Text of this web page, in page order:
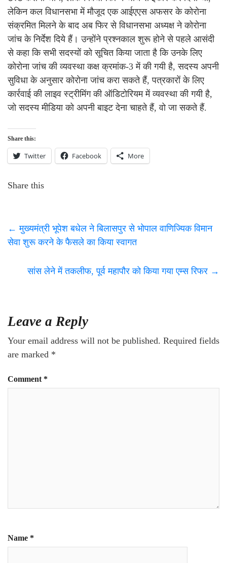
लेकिन कल विधानसभा में मौजूद एक आईएएस अफसर के कोरोना
संक्रमित मिलने के बाद अब फिर से विधानसभा अध्यक्ष ने कोरोना
जांच के निर्देश दिये हैं। उन्होंने प्रश्नकाल शुरू होने से पहले आसंदी
से कहा कि सभी सदस्यों को सूचित किया जाता है कि उनके लिए
कोरोना जांच की व्यवस्था कक्ष क्रमांक-3 में की गयी है, सदस्य अपनी
सुविधा के अनुसार कोरोना जांच करा सकते हैं, पत्रकारों के लिए
कार्रवाई की लाइव स्ट्रीमिंग की ऑडिटोरियम में व्यवस्था की गयी है,
जो सदस्य मीडिया को अपनी बाइट देना चाहते हैं, वो जा सकते हैं.
Share this:
Twitter Facebook More
Share this
← मुख्यमंत्री भूपेश बधेल ने बिलासपुर से भोपाल वाणिज्यिक विमान
सेवा शुरू करने के फैसले का किया स्वागत
सांस लेने में तकलीफ, पूर्व महापौर को किया गया एम्स रिफर →
Leave a Reply
Your email address will not be published. Required fields
are marked *
Comment *
Name *